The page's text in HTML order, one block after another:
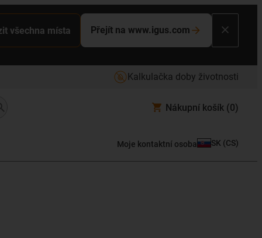
všechna místa Přejít na www.igus.com
Kalkulačka doby životnosti
Nákupní košík (0)
Moje kontaktní osoba SK (CS)